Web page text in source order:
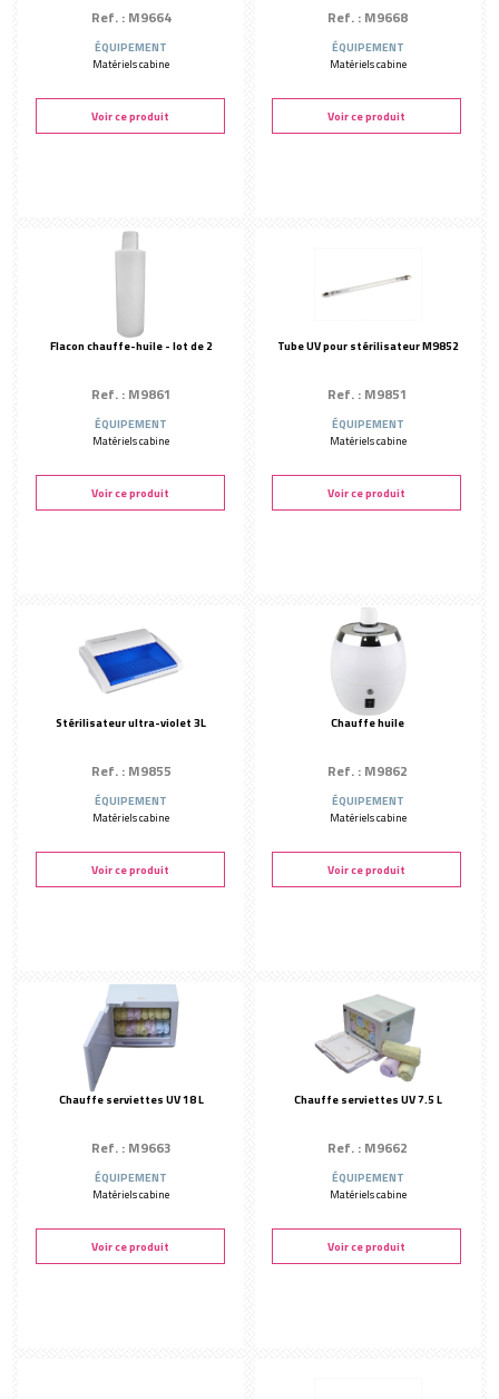
ESPACE ACCUEIL
Ref. : M9664
ÉQUIPEMENT
Matériels cabine
Voir ce produit
Ref. : M9668
ÉQUIPEMENT
Matériels cabine
Voir ce produit
Flacon chauffe-huile - lot de 2
Ref. : M9861
ÉQUIPEMENT
Matériels cabine
Voir ce produit
Tube UV pour stérilisateur M9852
Ref. : M9851
ÉQUIPEMENT
Matériels cabine
Voir ce produit
Stérilisateur ultra-violet 3L
Ref. : M9855
ÉQUIPEMENT
Matériels cabine
Voir ce produit
Chauffe huile
Ref. : M9862
ÉQUIPEMENT
Matériels cabine
Voir ce produit
Chauffe serviettes UV 18 L
Ref. : M9663
ÉQUIPEMENT
Matériels cabine
Voir ce produit
Chauffe serviettes UV 7.5 L
Ref. : M9662
ÉQUIPEMENT
Matériels cabine
Voir ce produit